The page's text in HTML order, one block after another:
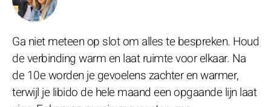
Ga niet meteen op slot om alles te bespreken. Houd
de verbinding warm en laat ruimte voor elkaar. Na
de 10e worden je gevoelens zachter en warmer,
terwijl je libido de hele maand een opgaande lijn laat